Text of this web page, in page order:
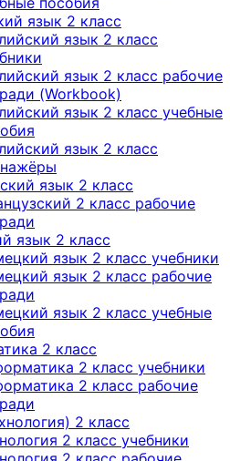
язык 2 класс
язык 2 класс
язык 2 класс рабочие
(Workbook)
язык 2 класс учебные
язык 2 класс
язык 2 класс
2 класс рабочие
язык 2 класс
язык 2 класс учебники
язык 2 класс рабочие
язык 2 класс учебные
2 класс
2 класс учебники
2 класс рабочие
2 класс
2 класс учебники